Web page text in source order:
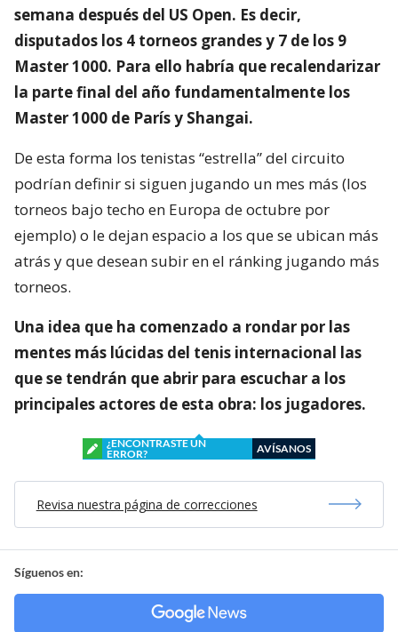
semana después del US Open. Es decir,
disputados los 4 torneos grandes y 7 de los 9
Master 1000. Para ello habría que recalendarizar
la parte final del año fundamentalmente los
Master 1000 de París y Shangai.
De esta forma los tenistas “estrella” del circuito
podrían definir si siguen jugando un mes más (los
torneos bajo techo en Europa de octubre por
ejemplo) o le dejan espacio a los que se ubican más
atrás y que desean subir en el ránking jugando más
torneos.
Una idea que ha comenzado a rondar por las
mentes más lúcidas del tenis internacional las
que se tendrán que abrir para escuchar a los
principales actores de esta obra: los jugadores.
¿ENCONTRASTE UN
ERROR?
AVÍSANOS
Revisa nuestra página de correcciones
Síguenos en: